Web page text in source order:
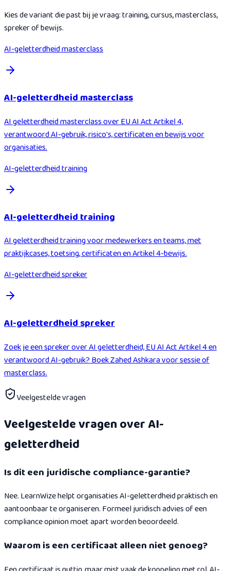
Kies de variant die past bij je vraag: training, cursus, masterclass,
spreker of bewijs.
AI-geletterdheid masterclass
AI-geletterdheid masterclass
AI geletterdheid masterclass over EU AI Act Artikel 4,
verantwoord AI-gebruik, risico's, certificaten en bewijs voor
organisaties.
AI-geletterdheid training
AI-geletterdheid training
AI geletterdheid training voor medewerkers en teams, met
praktijkcases, toetsing, certificaten en Artikel 4-bewijs.
AI-geletterdheid spreker
AI-geletterdheid spreker
Zoek je een spreker over AI geletterdheid, EU AI Act Artikel 4 en
verantwoord AI-gebruik? Boek Zahed Ashkara voor sessie of
masterclass.
Veelgestelde vragen
Veelgestelde vragen over AI-
geletterdheid
Is dit een juridische compliance-garantie?
Nee. LearnWize helpt organisaties AI-geletterdheid praktisch en
aantoonbaar te organiseren. Formeel juridisch advies of een
compliance opinion moet apart worden beoordeeld.
Waarom is een certificaat alleen niet genoeg?